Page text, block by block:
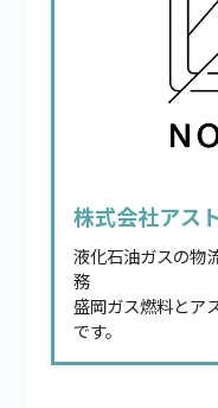
株式会社アス
液化石油ガスの物
務
盛岡ガス燃料とア
です。